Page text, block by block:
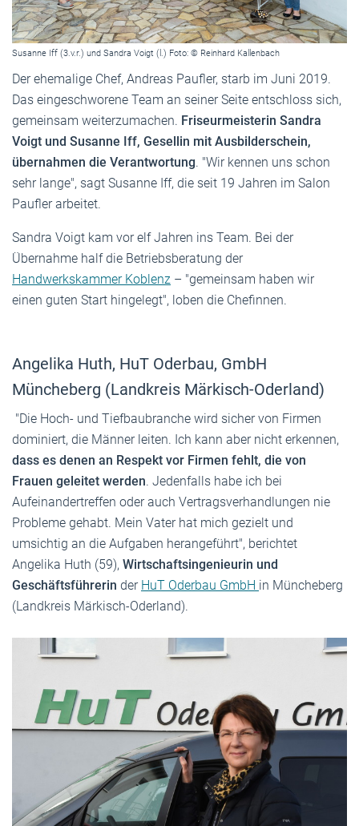
Susanne Iff (3.v.r.) und Sandra Voigt (l.) Foto: © Reinhard Kallenbach
Der ehemalige Chef, Andreas Paufler, starb im Juni 2019.
Das eingeschworene Team an seiner Seite entschloss sich,
gemeinsam weiterzumachen. Friseurmeisterin Sandra
Voigt und Susanne Iff, Gesellin mit Ausbilderschein,
übernahmen die Verantwortung. "Wir kennen uns schon
sehr lange", sagt Susanne Iff, die seit 19 Jahren im Salon
Paufler arbeitet.
Sandra Voigt kam vor elf Jahren ins Team. Bei der
Übernahme half die Betriebsberatung der
Handwerkskammer Koblenz – "gemeinsam haben wir
einen guten Start hingelegt", loben die Chefinnen.
Angelika Huth, HuT Oderbau, GmbH
Müncheberg (Landkreis Märkisch-Oderland)
"Die Hoch- und Tiefbaubranche wird sicher von Firmen
dominiert, die Männer leiten. Ich kann aber nicht erkennen,
dass es denen an Respekt vor Firmen fehlt, die von
Frauen geleitet werden. Jedenfalls habe ich bei
Aufeinandertreffen oder auch Vertragsverhandlungen nie
Probleme gehabt. Mein Vater hat mich gezielt und
umsichtig an die Aufgaben herangeführt", berichtet
Angelika Huth (59), Wirtschaftsingenieurin und
Geschäftsführerin der HuT Oderbau GmbH in Müncheberg
(Landkreis Märkisch-Oderland).